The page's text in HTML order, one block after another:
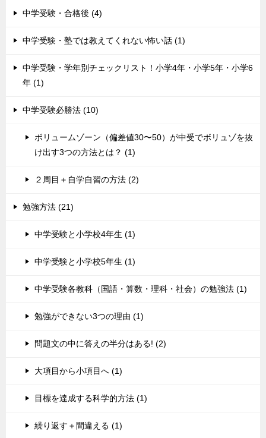
中学受験・合格後 (4)
中学受験・塾では教えてくれない怖い話 (1)
中学受験・学年別チェックリスト！小学4年・小学5年・小学6
年 (1)
中学受験必勝法 (10)
ボリュームゾーン（偏差値30〜50）が中受でボリュゾを抜
け出す3つの方法とは？ (1)
２周目＋自学自習の方法 (2)
勉強方法 (21)
中学受験と小学校4年生 (1)
中学受験と小学校5年生 (1)
中学受験各教科（国語・算数・理科・社会）の勉強法 (1)
勉強ができない3つの理由 (1)
問題文の中に答えの半分はある! (2)
大項目から小項目へ (1)
目標を達成する科学的方法 (1)
繰り返す＋間違える (1)